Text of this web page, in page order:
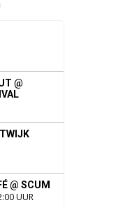
@
@ SCUM
UUR